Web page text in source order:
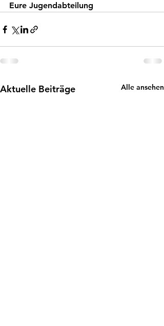
Eure Jugendabteilung
Aktuelle Beiträge Alle ansehen